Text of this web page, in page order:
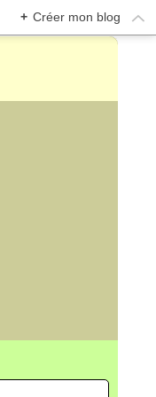
+ Créer mon blog